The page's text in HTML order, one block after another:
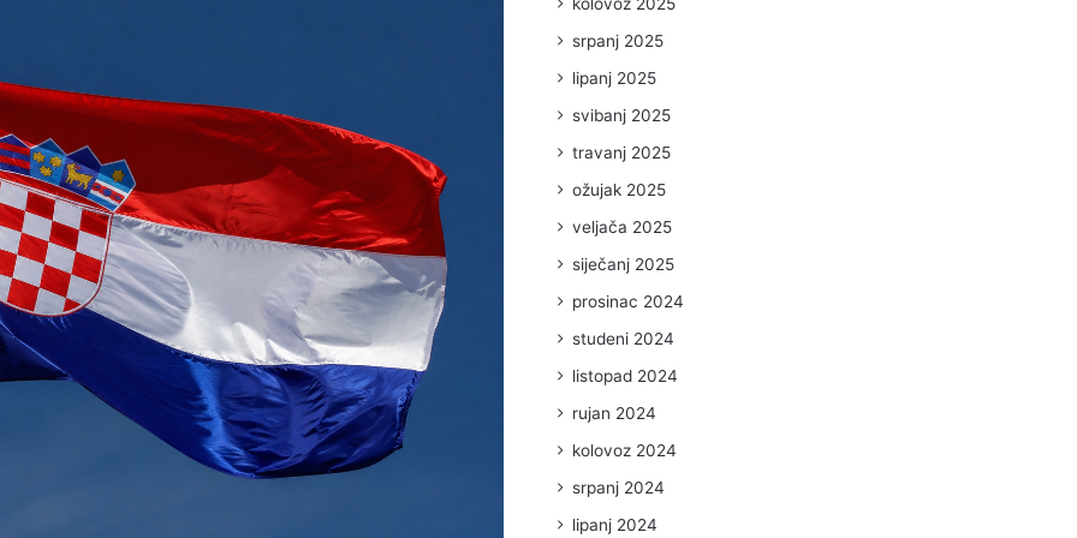
srpanj 2025
lipanj 2025
svibanj 2025
travanj 2025
ožujak 2025
veljača 2025
siječanj 2025
prosinac 2024
studeni 2024
listopad 2024
rujan 2024
kolovoz 2024
srpanj 2024
lipanj 2024